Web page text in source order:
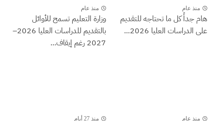
منذ عام
هام جداً كل ما تحتاجه للتقديم
على الدراسات العليا 2026...
منذ عام
وزارة التعليم تسمح للأوائل
بالتقديم للدراسات العليا 2026–
2027 رغم إيقاف...
منذ عام منذ 27 أيام